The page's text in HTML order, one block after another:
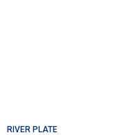
RIVER PLATE